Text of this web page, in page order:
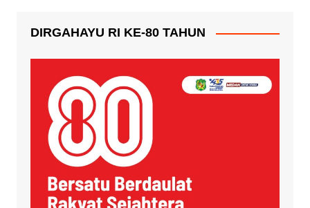
DIRGAHAYU RI KE-80 TAHUN